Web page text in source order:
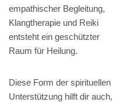
empathischer Begleitung,
Klangtherapie und Reiki
entsteht ein geschützter
Raum für Heilung.
Diese Form der spirituellen
Unterstützung hilft dir auch,